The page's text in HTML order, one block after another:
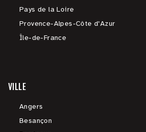
Pays de la Loire
Provence-Alpes-Côte d'Azur
Île-de-France
VILLE
Angers
Besançon